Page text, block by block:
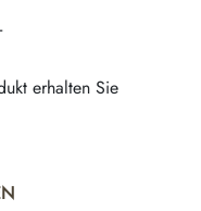
erhalten Sie